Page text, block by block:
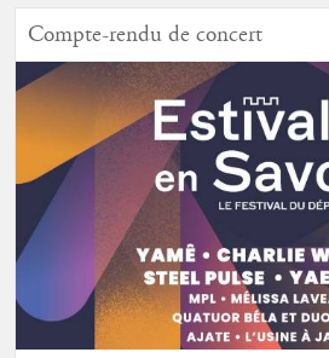
Compte-rendu de concert